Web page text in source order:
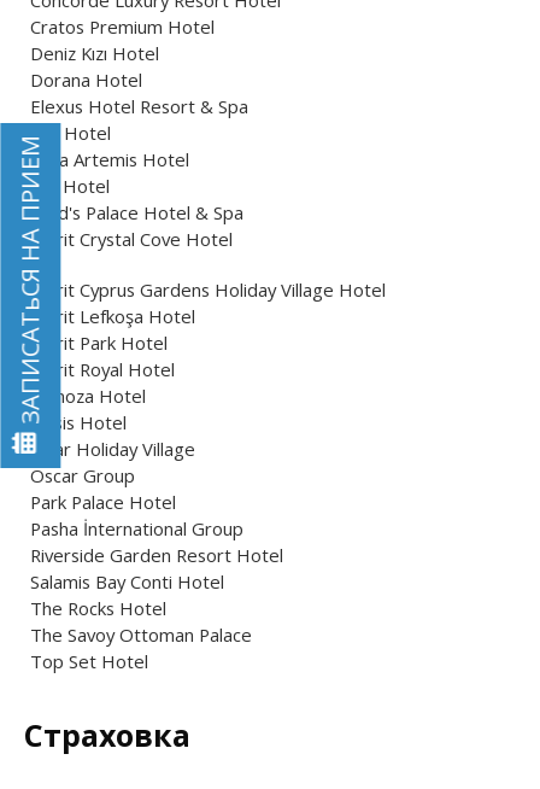
Cratos Premium Hotel
Deniz Kızı Hotel
Dorana Hotel
Elexus Hotel Resort & Spa
Fez Hotel
Kaya Artemis Hotel
L.A. Hotel
Lord's Palace Hotel & Spa
Merit Crystal Cove Hotel
Merit Cyprus Gardens Holiday Village Hotel
Merit Lefkoşa Hotel
Merit Park Hotel
Merit Royal Hotel
Mimoza Hotel
Oasis Hotel
Onar Holiday Village
Oscar Group
Park Palace Hotel
Pasha İnternational Group
Riverside Garden Resort Hotel
Salamis Bay Conti Hotel
The Rocks Hotel
The Savoy Ottoman Palace
Top Set Hotel
Страховка
ЗАПИСАТьСЯ НА ПРИЕМ